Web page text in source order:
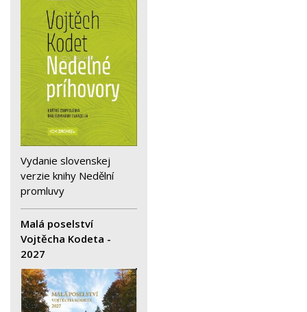
Vydanie slovenskej
verzie knihy Nedělní
promluvy
Malá poselství
Vojtěcha Kodeta -
2027